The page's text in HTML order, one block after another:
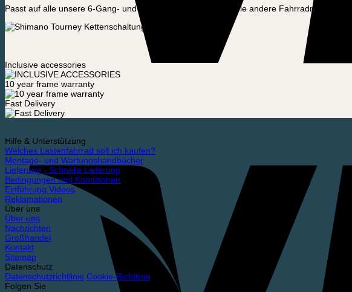
Passt auf alle unsere 6-Gang- und 7-Gang-Fahrräder und viele andere Fahrradmodelle.
Inclusive accessories
10 year frame warranty
Fast Delivery
Hilfe & Unterstützung
Welches Lastenfahrrad soll ich kaufen?
Montage- und Wartungshandbücher
Lieferung - Schnelle Lieferung
Bedingungen und Konditionen
Einführung Videos
Reklamationen
Über uns
Über uns
Nachrichten
Großhandel
Kontakt
Sitemap
Datenschutz
Datenschutzrichtlinie Cookie-Richtlinie
Folgen Sie